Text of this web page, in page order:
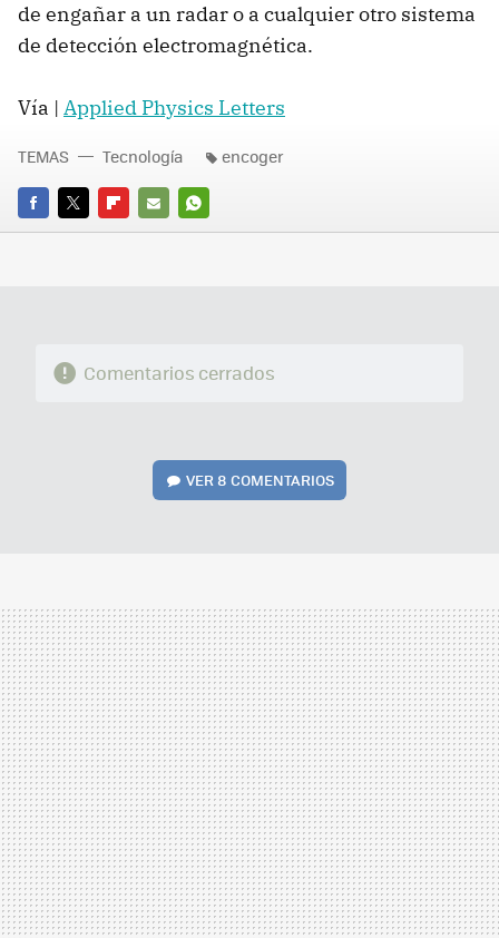
de engañar a un radar o a cualquier otro sistema
de detección electromagnética.
Vía | Applied Physics Letters
FACEBOOK
TWITTERFLIPBOARD
E-
WHATSAPP
TEMAS Tecnología encoger
Comentarios cerrados
VER8 COMENTARIOS